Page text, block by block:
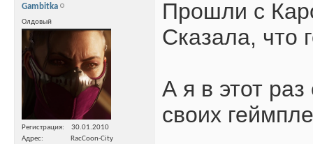
Gambitka
Олдовый
Регистрация
30.01.2010
Адрес
RacCoon-City
Прошли с
Сказала, что
А я в этот
своих